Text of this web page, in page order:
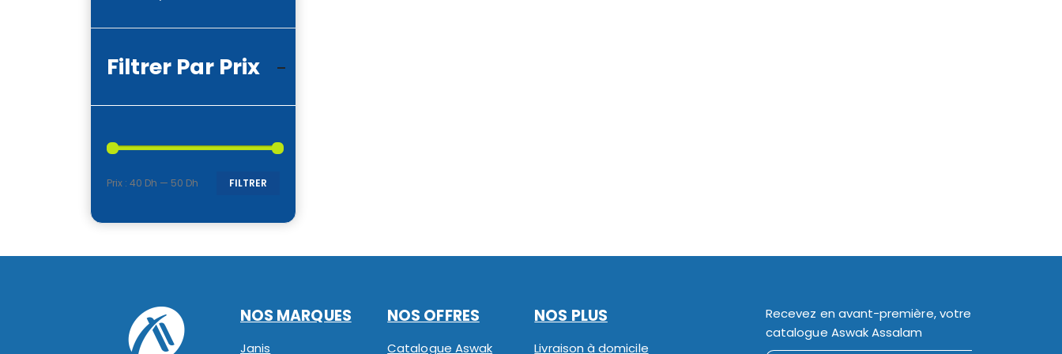
Filtrer Par Prix
FILTRER
Prix : 40 Dh — 50 Dh
NOS MARQUES
Janis
NOS OFFRES
Catalogue Aswak
NOS PLUS
Livraison à domicile
Recevez en avant-première, votre
catalogue Aswak Assalam